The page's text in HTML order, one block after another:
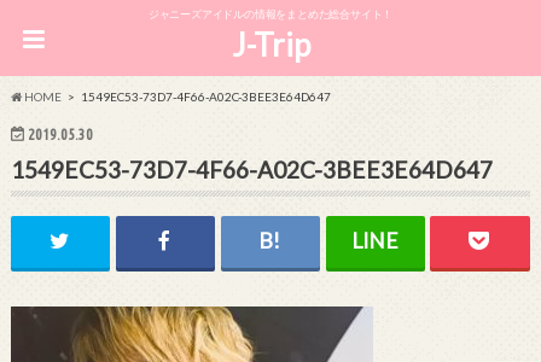
ジャニーズアイドルの情報をまとめた総合サイト！
J-Trip
HOME 1549EC53-73D7-4F66-A02C-3BEE3E64D647
2019.05.30
1549EC53-73D7-4F66-A02C-3BEE3E64D647